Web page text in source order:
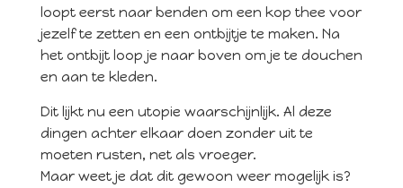
loopt eerst naar benden om een kop thee voor
jezelf te zetten en een ontbijtje te maken. Na
het ontbijt loop je naar boven om je te douchen
en aan te kleden.
Dit lijkt nu een utopie waarschijnlijk. Al deze
dingen achter elkaar doen zonder uit te
moeten rusten, net als vroeger.
Maar weet je dat dit gewoon weer mogelijk is?